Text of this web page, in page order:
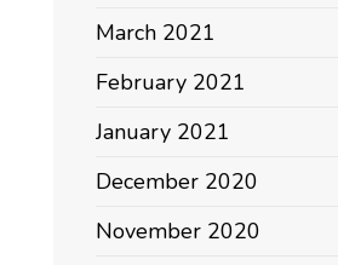
March 2021
February 2021
January 2021
December 2020
November 2020